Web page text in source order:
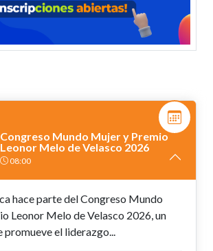
Congreso Mundo Mujer y Premio
Leonor Melo de Velasco 2026
08:00
hace parte del Congreso Mundo
Leonor Melo de Velasco 2026, un
el liderazgo...